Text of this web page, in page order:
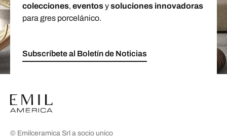
colecciones, eventosysoluciones innovadoras
para gres porcelánico.
Subscríbete al Boletín de Noticias
© Emilceramica Srl a socio unico